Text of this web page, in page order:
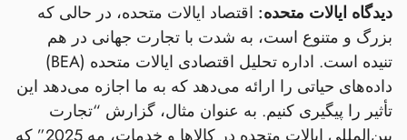
دیدگاه ایالات متحده: اقتصاد ایالات متحده، در حالی که
بزرگ و متنوع است، به شدت با تجارت جهانی در هم
تنیده است. اداره تحلیل اقتصادی ایالات متحده (BEA)
داده‌های حیاتی را ارائه می‌دهد که به ما اجازه می‌دهد این
تأثیر را پیگیری کنیم. به عنوان مثال، گزارش “تجارت